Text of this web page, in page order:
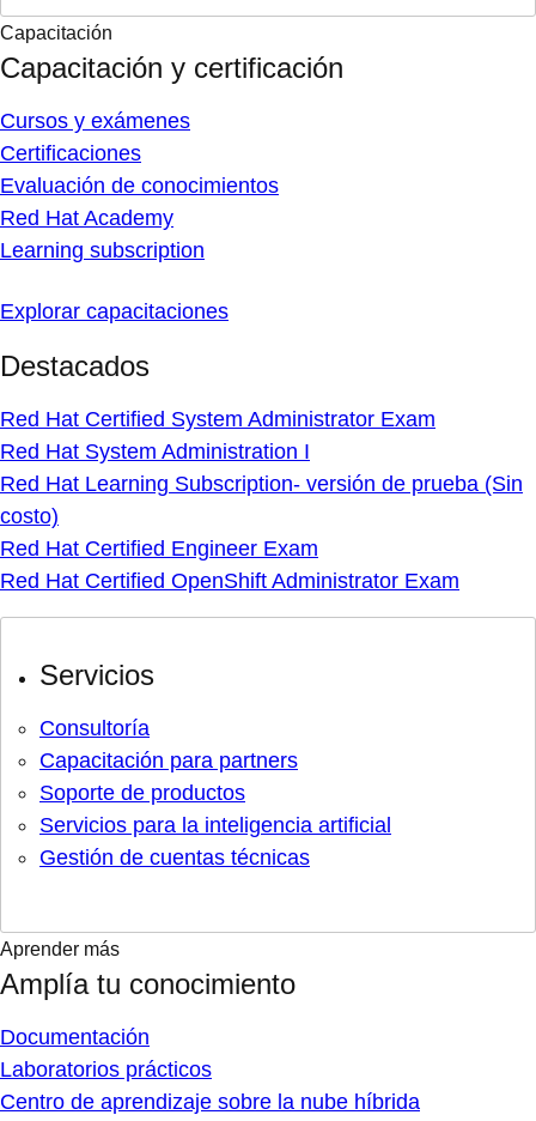
Capacitación
Capacitación y certificación
Cursos y exámenes
Certificaciones
Evaluación de conocimientos
Red Hat Academy
Learning subscription
Explorar capacitaciones
Destacados
Red Hat Certified System Administrator Exam
Red Hat System Administration I
Red Hat Learning Subscription- versión de prueba (Sin
costo)
Red Hat Certified Engineer Exam
Red Hat Certified OpenShift Administrator Exam
Servicios
Consultoría
Capacitación para partners
Soporte de productos
Servicios para la inteligencia artificial
Gestión de cuentas técnicas
Aprender más
Amplía tu conocimiento
Documentación
Laboratorios prácticos
Centro de aprendizaje sobre la nube híbrida